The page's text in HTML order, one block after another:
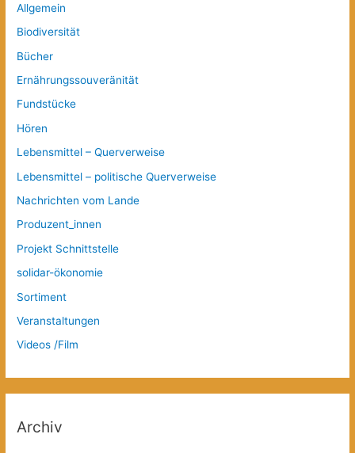
Allgemein
Biodiversität
Bücher
Ernährungssouveränität
Fundstücke
Hören
Lebensmittel – Querverweise
Lebensmittel – politische Querverweise
Nachrichten vom Lande
Produzent_innen
Projekt Schnittstelle
solidar-ökonomie
Sortiment
Veranstaltungen
Videos /Film
Archiv